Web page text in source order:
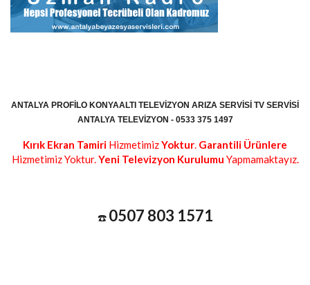
ANTALYA PROFILO KONYAALTI TELEVIZYON ARIZA SERVISI TV SERVISI
ANTALYA TELEVIZYON - 0533 375 1497
Kırık Ekran Tamiri HizmetimizYoktur. Garantili Ürünlere
Hizmetimiz Yoktur.Yeni Televizyon Kurulumu Yapmamaktayız.
☎️ 0507 803 1571